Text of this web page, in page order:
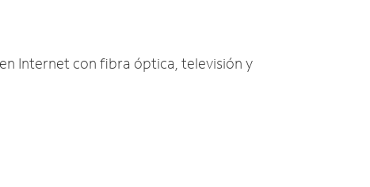
Internet con fibra óptica, televisión y